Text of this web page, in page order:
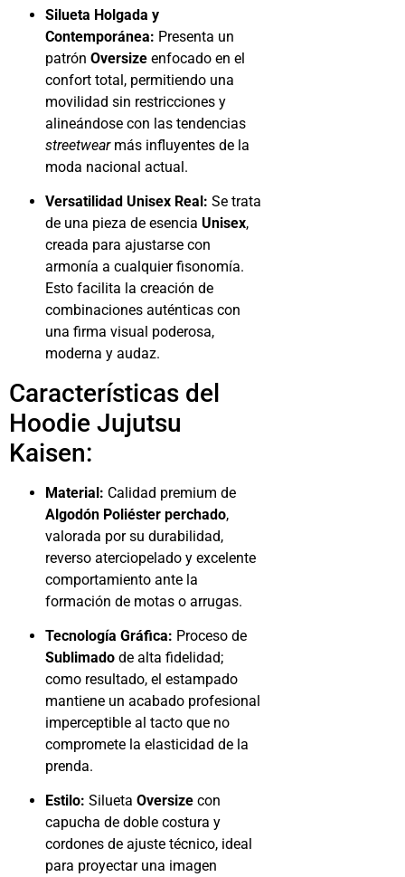
Silueta Holgada y
Contemporánea: Presenta un
patrón Oversize enfocado en el
confort total, permitiendo una
movilidad sin restricciones y
alineándose con las tendencias
streetwearmás influyentes de la
moda nacional actual.
Versatilidad Unisex Real: Se trata
de una pieza de esencia Unisex,
creada para ajustarse con
armonía a cualquier fisonomía.
Esto facilita la creación de
combinaciones auténticas con
una firma visual poderosa,
moderna y audaz.
Características del
Hoodie Jujutsu
Kaisen:
Material: Calidad premium de
Algodón Poliéster perchado,
valorada por su durabilidad,
reverso aterciopelado y excelente
comportamiento ante la
formación de motas o arrugas.
Tecnología Gráfica: Proceso de
Sublimado de alta fidelidad;
como resultado, el estampado
mantiene un acabado profesional
imperceptible al tacto que no
compromete la elasticidad de la
prenda.
Estilo: Silueta Oversize con
capucha de doble costura y
cordones de ajuste técnico, ideal
para proyectar una imagen